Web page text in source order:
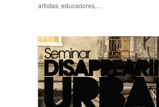
artistas, educadores,…